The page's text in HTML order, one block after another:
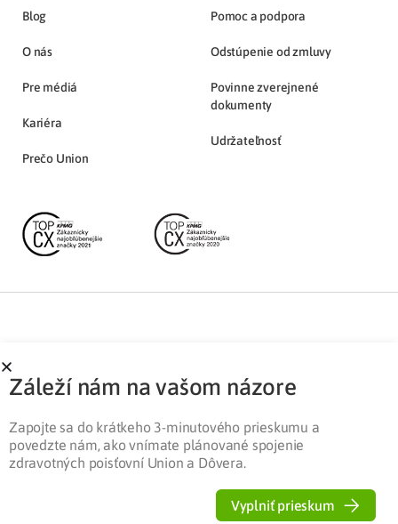
Blog
O nás
Pre médiá
Kariéra
Prečo Union
Pomoc a podpora
Odstúpenie od zmluvy
Povinne zverejnené
dokumenty
Udržateľnosť
Partnerská zóna Ochrana osobných údajov
Záleží nám na vašom názore
Zapojte sa do krátkeho 3-minutového prieskumu a
povedzte nám, ako vnímate plánované spojenie
zdravotných poisťovní Union a Dôvera.
Vyplniť prieskum